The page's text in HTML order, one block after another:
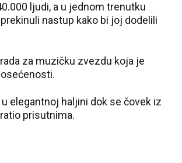
ljudi, a u jednom trenutku
nastup kako bi joj dodelili
za muzičku zvezdu koja je
elegantnoj haljini dok se čovek iz
prisutnima.